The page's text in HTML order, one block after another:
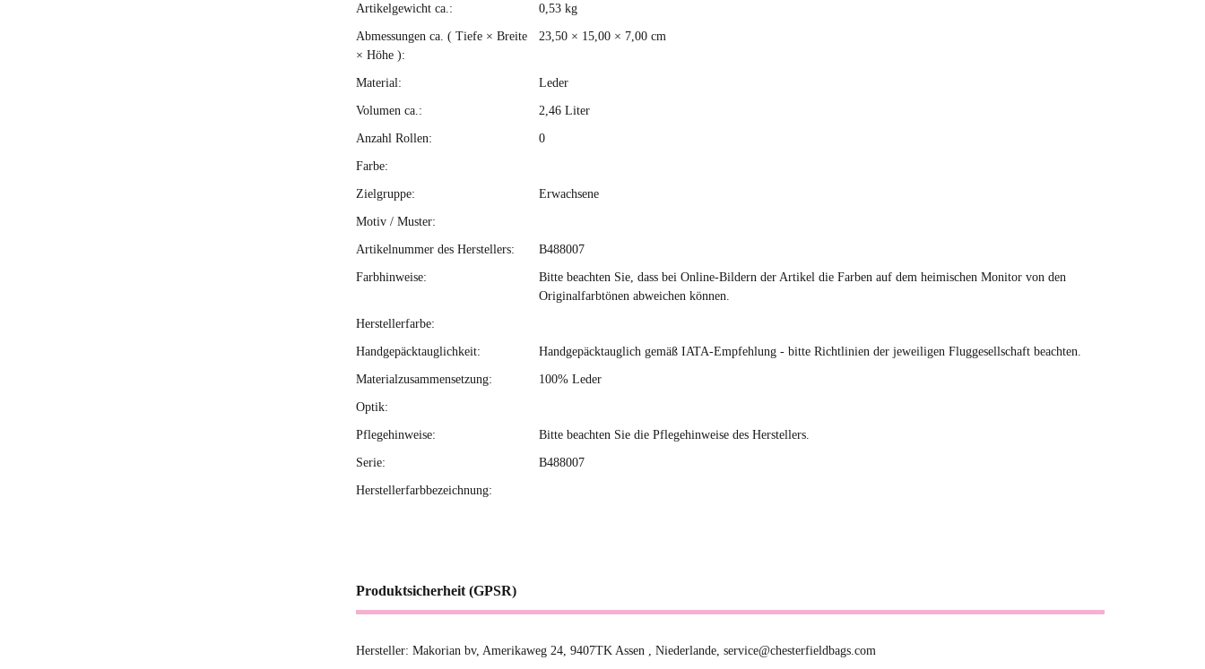
Produkteigenschaft
Wert
Artikelgewicht ca.: 0,53 kg
Abmessungen ca. ( Tiefe × Breite
× Höhe ):
23,50 × 15,00 × 7,00 cm
Material: Leder
Volumen ca.: 2,46 Liter
Anzahl Rollen: 0
Farbe:
Zielgruppe: Erwachsene
Motiv / Muster:
Artikelnummer des Herstellers: B488007
Farbhinweise:
Bitte beachten Sie, dass bei Online-Bildern der Artikel die Farben auf dem heimischen Monitor von den
Originalfarbtönen abweichen können.
Herstellerfarbe:
Handgepäcktauglichkeit: Handgepäcktauglich gemäß IATA-Empfehlung - bitte Richtlinien der jeweiligen Fluggesellschaft beachten.
Materialzusammensetzung: 100% Leder
Optik:
Pflegehinweise: Bitte beachten Sie die Pflegehinweise des Herstellers.
Serie: B488007
Herstellerfarbbezeichnung:
Produktsicherheit (GPSR)
Hersteller: Makorian bv, Amerikaweg 24, 9407TK Assen , Niederlande, service@chesterfieldbags.com